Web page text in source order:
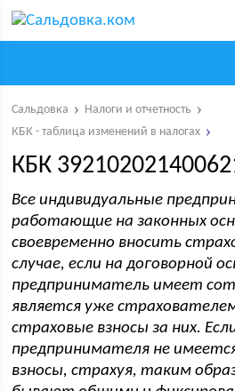
Сальдовка
Налоги и отчетность
КБК - таблица изменений в налогах
КБК
Все индивидуальные
работающие на законных
своевременно вносить
случае, если на договорной
предприниматель имеет
является уже
страховые взносы за них.
предпринимателя не
взносы, страхуя, таким